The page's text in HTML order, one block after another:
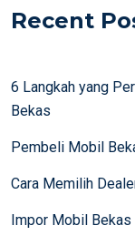
Recent
6 Langkah yang
Bekas
Pembeli Mobil
Cara Memilih
Impor Mobil Bekas